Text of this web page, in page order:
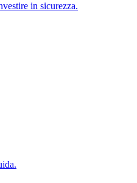
in sicurezza.